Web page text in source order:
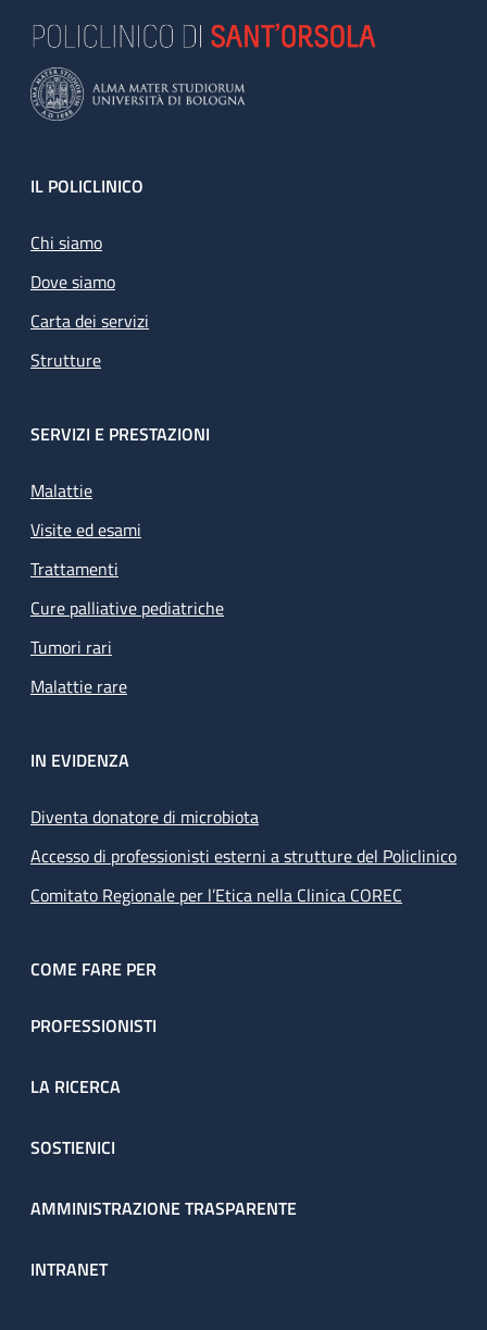
Footer
IL POLICLINICO
Chi siamo
Dove siamo
Carta dei servizi
Strutture
SERVIZI E PRESTAZIONI
Malattie
Visite ed esami
Trattamenti
Cure palliative pediatriche
Tumori rari
Malattie rare
IN EVIDENZA
Diventa donatore di microbiota
Accesso di professionisti esterni a strutture del Policlinico
Comitato Regionale per l’Etica nella Clinica COREC
COME FARE PER
PROFESSIONISTI
LA RICERCA
SOSTIENICI
AMMINISTRAZIONE TRASPARENTE
INTRANET